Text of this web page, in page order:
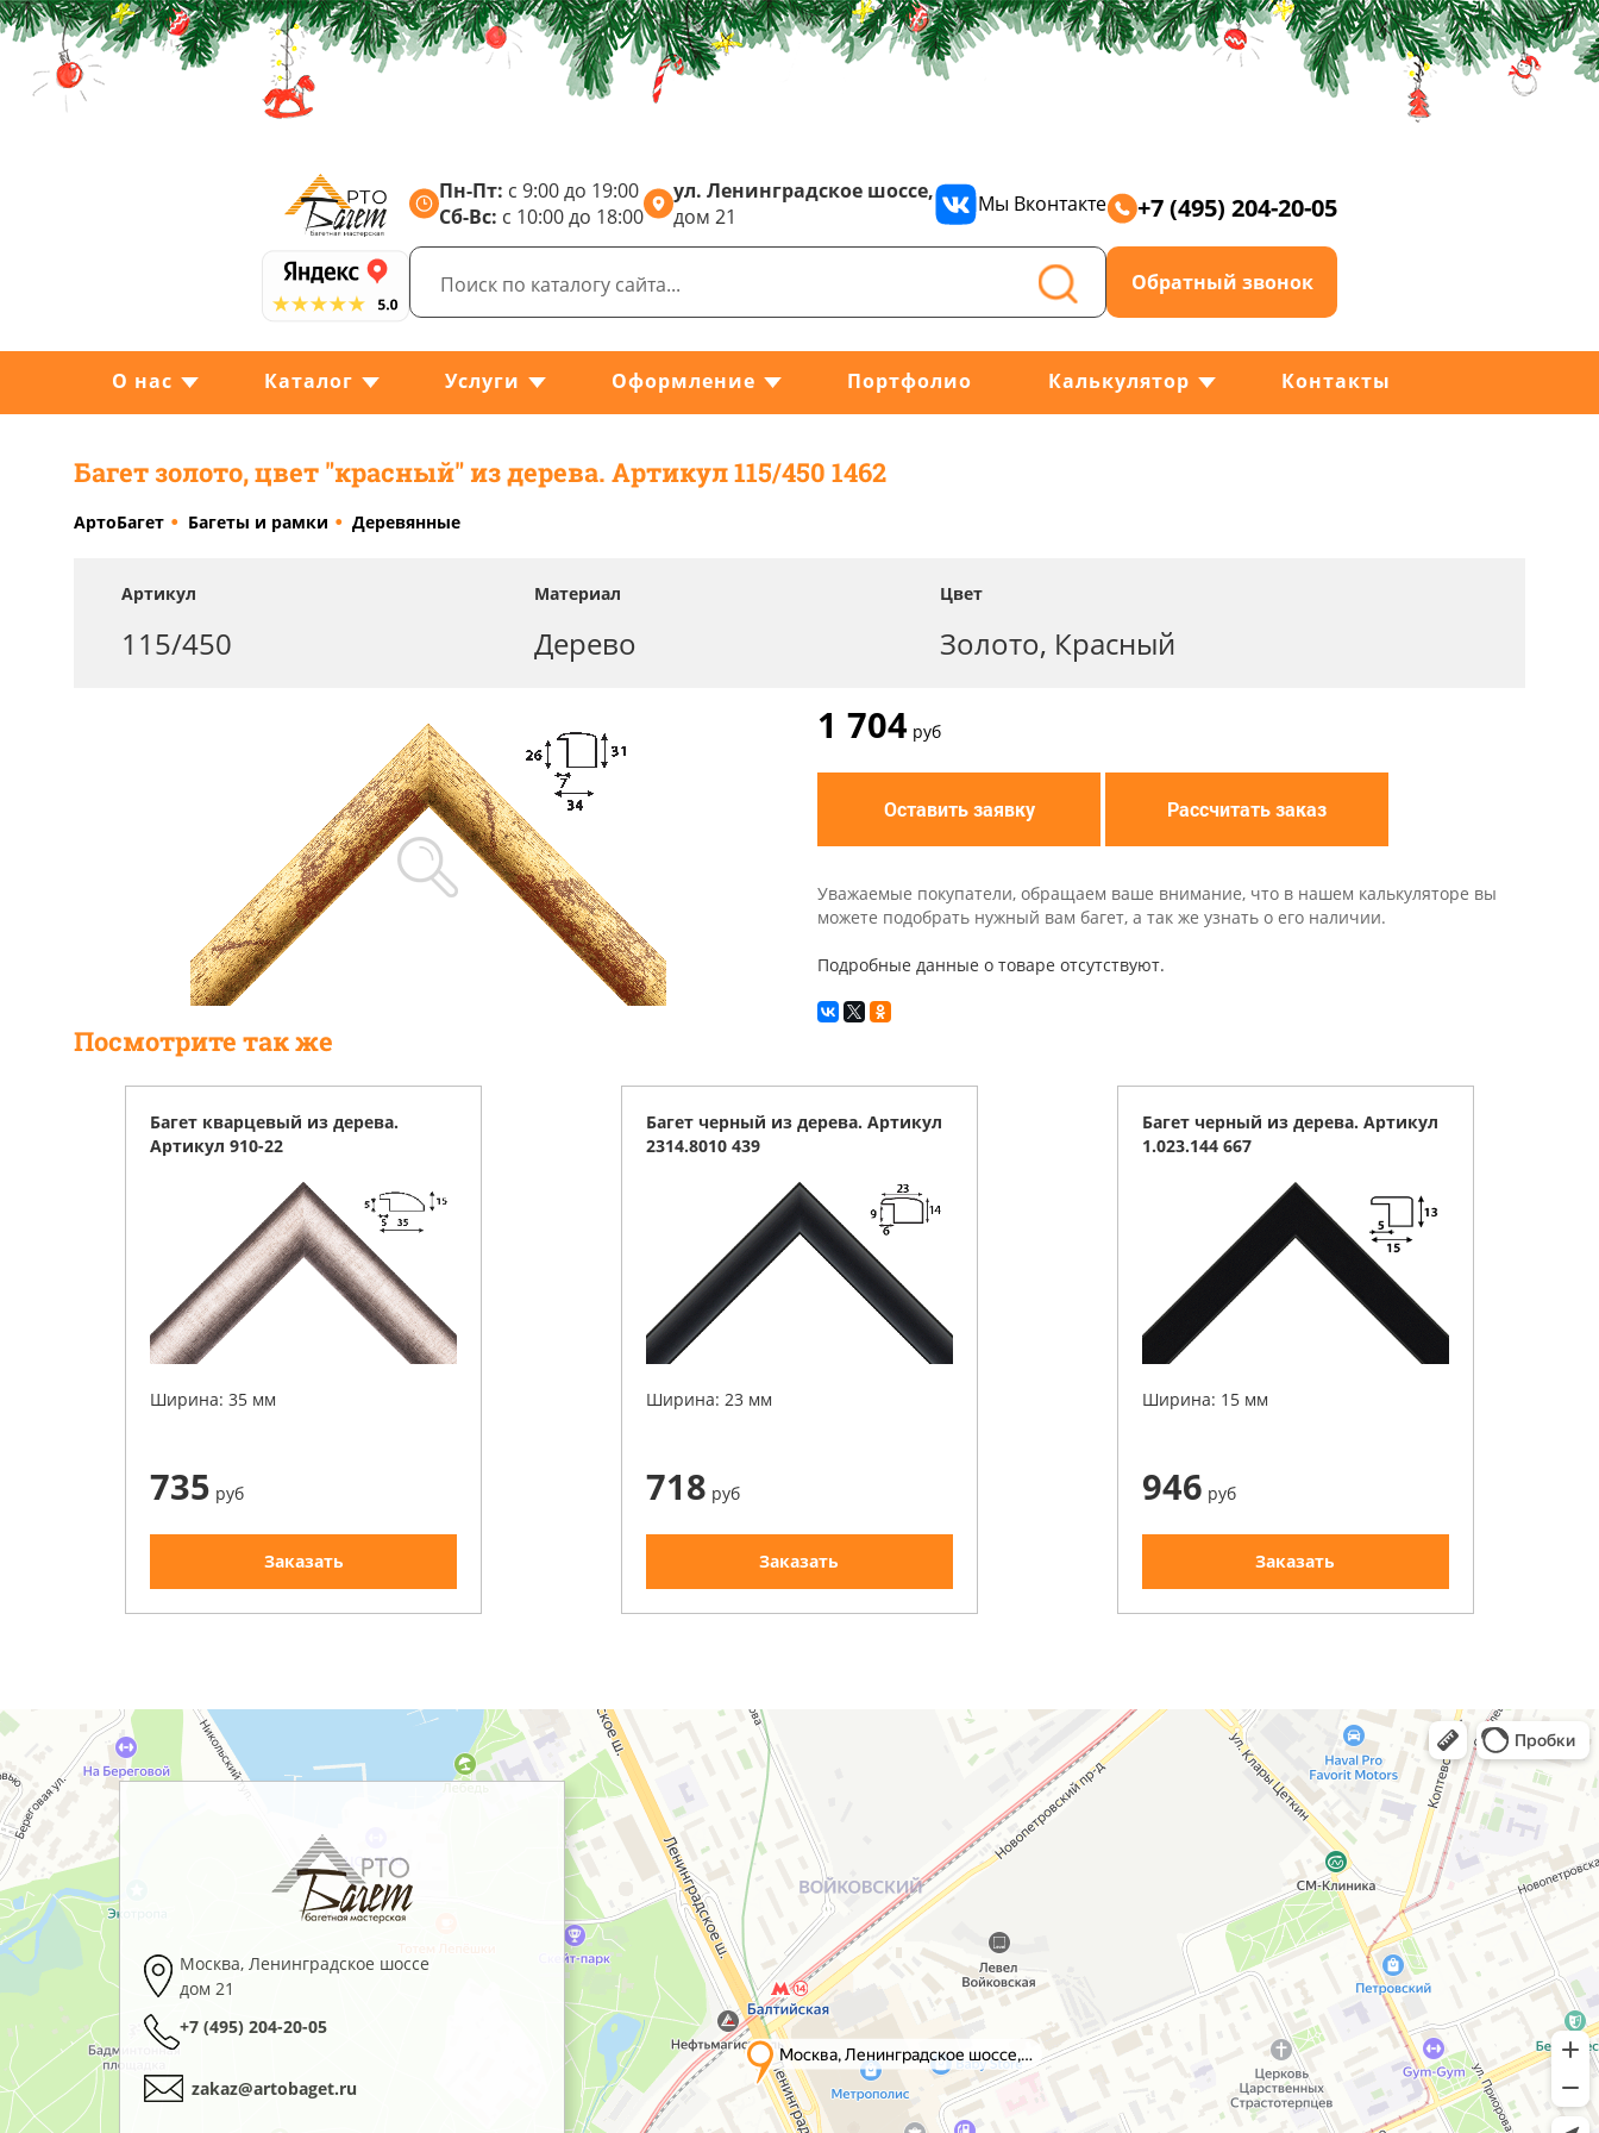
Пн-Пт: с 9:00 до 19:00
Сб-Вс: с 10:00 до 18:00
ул. Ленинградское шоссе,
дом 21
Мы Вконтакте +7 (495) 204-20-05
Обратный звонок
О нас Каталог Услуги Оформление Портфолио Калькулятор Контакты
Багет золото, цвет "красный" из дерева. Артикул 115/450 1462
АртоБагет Багеты и рамки Деревянные
Артикул
115/450
Материал
Дерево
Цвет
Золото, Красный
1 704 руб
Оставить заявку Рассчитать заказ
Уважаемые покупатели, обращаем ваше внимание, что в нашем калькуляторе вы
можете подобрать нужный вам багет, а так же узнать о его наличии.
Подробные данные о товаре отсутствуют.
Посмотрите так же
Багет кварцевый из дерева.
Артикул 910-22
Ширина: 35 мм
735 руб
Заказать
Багет черный из дерева. Артикул
2314.8010 439
Ширина: 23 мм
718 руб
Заказать
Багет черный из дерева. Артикул
1.023.144 667
Ширина: 15 мм
946 руб
Заказать
Москва, Ленинградское шоссе
дом 21
+7 (495) 204-20-05
zakaz@artobaget.ru